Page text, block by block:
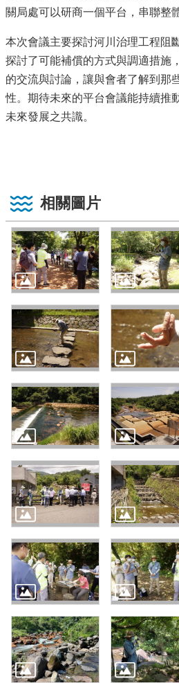
關局處可以研商一個平台，串聯整
本次會議主要探討河川治理工程阻
探討了可能補償的方式與調適措施
的交流與討論，讓與會者了解到那
性。期待未來的平台會議能持續推
未來發展之共識。
相關圖片